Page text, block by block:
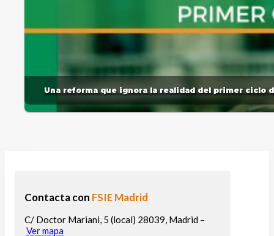
Una reforma que ignora la realidad del primer ciclo
Contacta con FSIE Madrid
C/ Doctor Mariani, 5 (local) 28039, Madrid –
Ver mapa